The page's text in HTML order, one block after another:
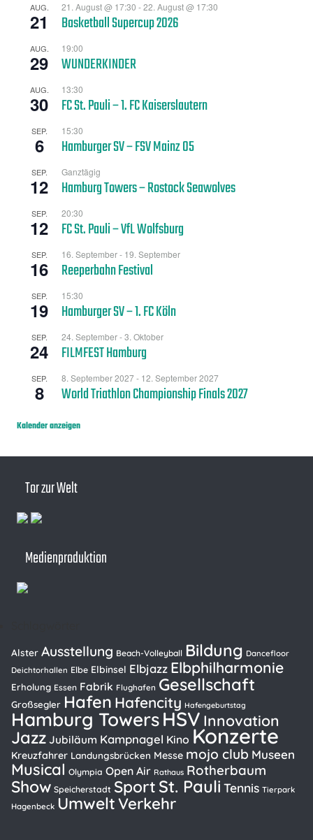
Tor zur Welt
Medienproduktion
AUG.
21
21. August @ 17:30 -22. August @ 17:30
Basketball Supercup 2026
AUG.
29
19:00
WUNDERKINDER
AUG.
30
13:30
FC St. Pauli – 1. FC Kaiserslautern
SEP.
6
15:30
Hamburger SV – FSV Mainz 05
SEP.
12
Ganztägig
Hamburg Towers – Rostock Seawolves
SEP.
12
20:30
FC St. Pauli – VfL Wolfsburg
SEP.
16
16. September- 19. September
Reeperbahn Festival
SEP.
19
15:30
Hamburger SV – 1. FC Köln
SEP.
24
24. September-3. Oktober
FILMFEST Hamburg
SEP.
8
8. September 2027- 12. September 2027
World Triathlon Championship Finals 2027
Kalender anzeigen
Alster Ausstellung Beach-Volleyball Bildung Dancefloor
Deichtorhallen Elbe Elbinsel Elbjazz Elbphilharmonie
Erholung Essen Fabrik Flughafen Gesellschaft
Großsegler Hafen Hafencity Hafengeburtstag
Hamburg TowersHSV Innovation
Jazz Jubiläum Kampnagel Kino Konzerte
Kreuzfahrer Landungsbrücken Messe mojo club Museen
Musical Olympia Open Air Rathaus Rotherbaum
Show Speicherstadt Sport St. Pauli Tennis Tierpark
Hagenbeck UmweltVerkehr